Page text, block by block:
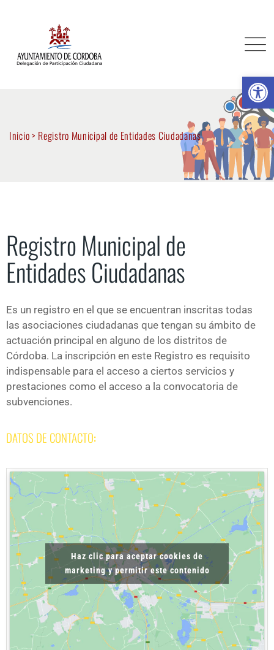
Inicio> Registro Municipal de Entidades Ciudadanas
Registro Municipal de
Entidades Ciudadanas
Es un registro en el que se encuentran inscritas todas
las asociaciones ciudadanas que tengan su ámbito de
actuación principal en alguno de los distritos de
Córdoba. La inscripción en este Registro es requisito
indispensable para el acceso a ciertos servicios y
prestaciones como el acceso a la convocatoria de
subvenciones.
DATOS DE CONTACTO:
Haz clic para aceptar cookies de
marketing y permitir este contenido